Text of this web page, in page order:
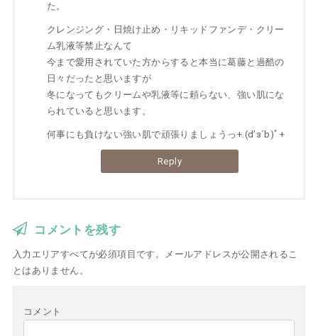
た。
クレンジング・日焼け止め・リキッドファンデ・クリー
ム乳液等禁止なんて
今まで愛用されていた方からすると本当に葛藤と過酷の
日々だったと思いますが
冬になってもクリームや乳液等に頼らない、強い肌にな
られていると思います。
何事にも負けない強い肌で頑張りましょうっ+.(d’з`b)ﾟ+
Reply
コメントを残す
入力エリアすべてが必須項目です。メールアドレスが公開されるこ
とはありません。
コメント